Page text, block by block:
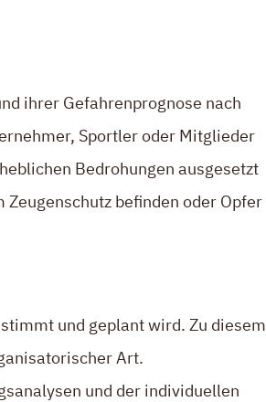
ihrer Gefahrenprognose nach
Sportler oder Mitglieder
Bedrohungen ausgesetzt
Zeugenschutz befinden oder Opfer
und geplant wird. Zu diesem
Art.
und der individuellen